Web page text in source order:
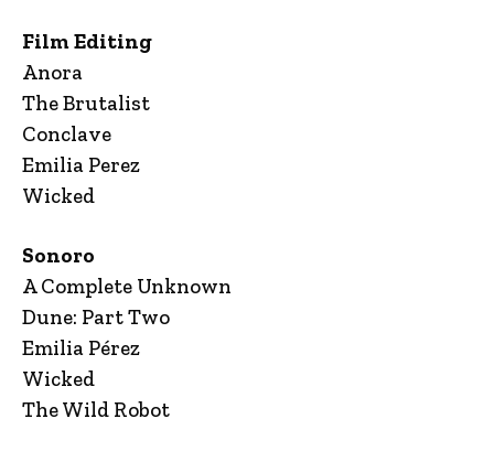
Film Editing
Anora
The Brutalist
Conclave
Emilia Perez
Wicked
Sonoro
A Complete Unknown
Dune: Part Two
Emilia Pérez
Wicked
The Wild Robot